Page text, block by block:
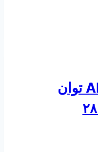
الکتروموتور ABB توان